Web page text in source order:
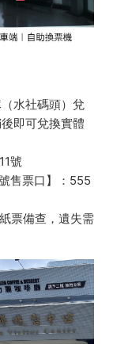
水社碼頭）兌
即可兌換實體
號
售票口】： 555
票備查 ，遺失需